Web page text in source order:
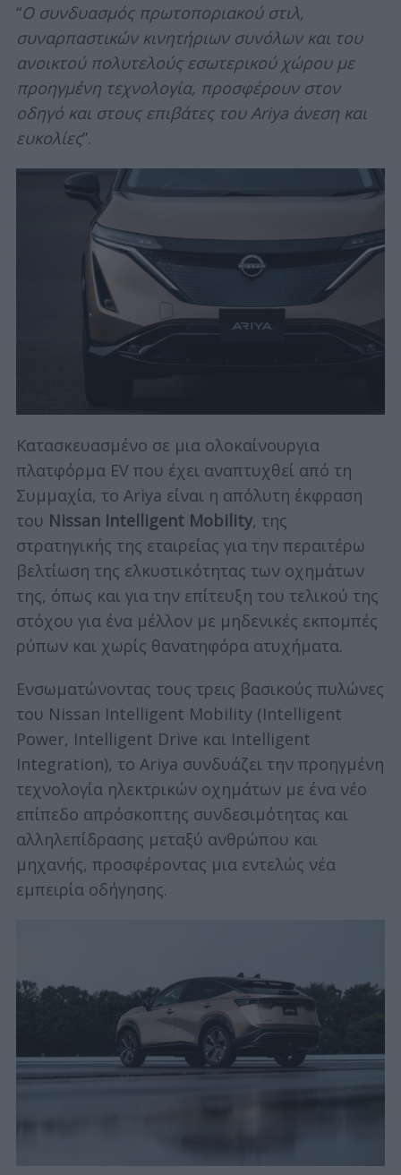
“Ο συνδυασμός πρωτοποριακού στιλ,
συναρπαστικών κινητήριων συνόλων και του
ανοικτού πολυτελούς εσωτερικού χώρου με
προηγμένη τεχνολογία, προσφέρουν στον
οδηγό και στους επιβάτες του Ariya άνεση και
ευκολίες”.
Κατασκευασμένο σε μια ολοκαίνουργια
πλατφόρμα EV που έχει αναπτυχθεί από τη
Συμμαχία, το Ariya είναι η απόλυτη έκφραση
του Nissan Intelligent Mobility, της
στρατηγικής της εταιρείας για την περαιτέρω
βελτίωση της ελκυστικότητας των οχημάτων
της, όπως και για την επίτευξη του τελικού της
στόχου για ένα μέλλον με μηδενικές εκπομπές
ρύπων και χωρίς θανατηφόρα ατυχήματα.
Ενσωματώνοντας τους τρεις βασικούς πυλώνες
του Nissan Intelligent Mobility (Intelligent
Power, Intelligent Drive και Intelligent
Integration), το Ariya συνδυάζει την προηγμένη
τεχνολογία ηλεκτρικών οχημάτων με ένα νέο
επίπεδο απρόσκοπτης συνδεσιμότητας και
αλληλεπίδρασης μεταξύ ανθρώπου και
μηχανής, προσφέροντας μια εντελώς νέα
εμπειρία οδήγησης.